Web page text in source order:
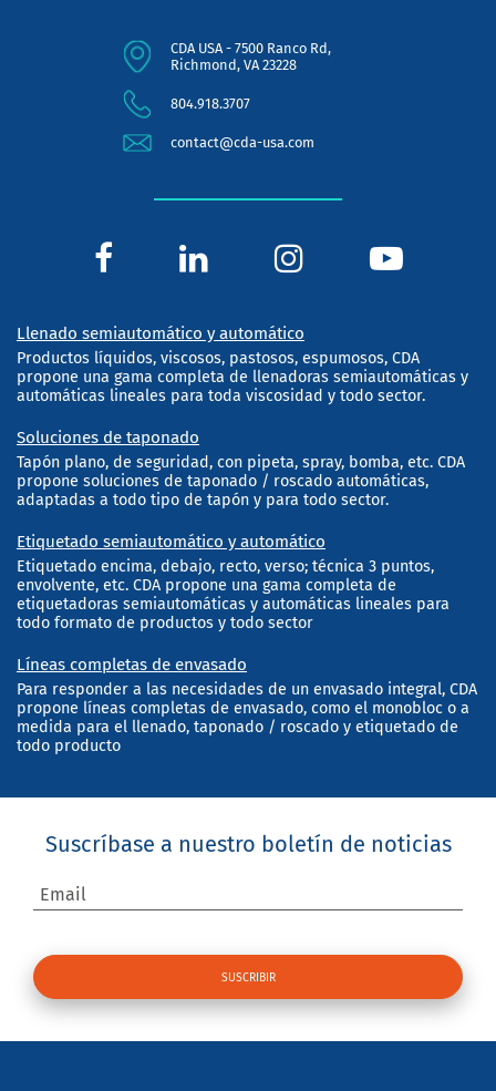
CDA USA - 7500 Ranco Rd,
Richmond, VA 23228
804.918.3707
contact@cda-usa.com
Llenado semiautomático y automático
Productos líquidos, viscosos, pastosos, espumosos, CDA
propone una gama completa de llenadoras semiautomáticas y
automáticas lineales para toda viscosidad y todo sector.
Soluciones de taponado
Tapón plano, de seguridad, con pipeta, spray, bomba, etc. CDA
propone soluciones de taponado / roscado automáticas,
adaptadas a todo tipo de tapón y para todo sector.
Etiquetado semiautomático y automático
Etiquetado encima, debajo, recto, verso; técnica 3 puntos,
envolvente, etc. CDA propone una gama completa de
etiquetadoras semiautomáticas y automáticas lineales para
todo formato de productos y todo sector
Líneas completas de envasado
Para responder a las necesidades de un envasado integral, CDA
propone líneas completas de envasado, como el monobloc o a
medida para el llenado, taponado / roscado y etiquetado de
todo producto
Suscríbase a nuestro boletín de noticias
Email